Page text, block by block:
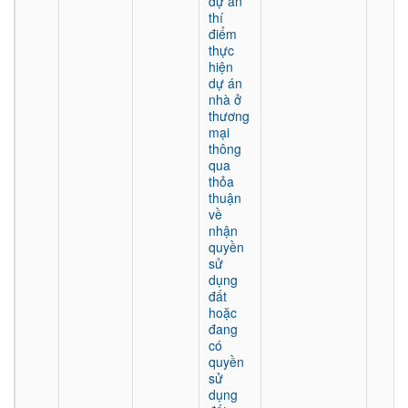
thí
điểm
thực
hiện
dự án
nhà ở
thương
mại
thông
qua
thỏa
thuận
về
nhận
quyền
sử
dụng
đất
hoặc
đang
có
quyền
sử
dụng